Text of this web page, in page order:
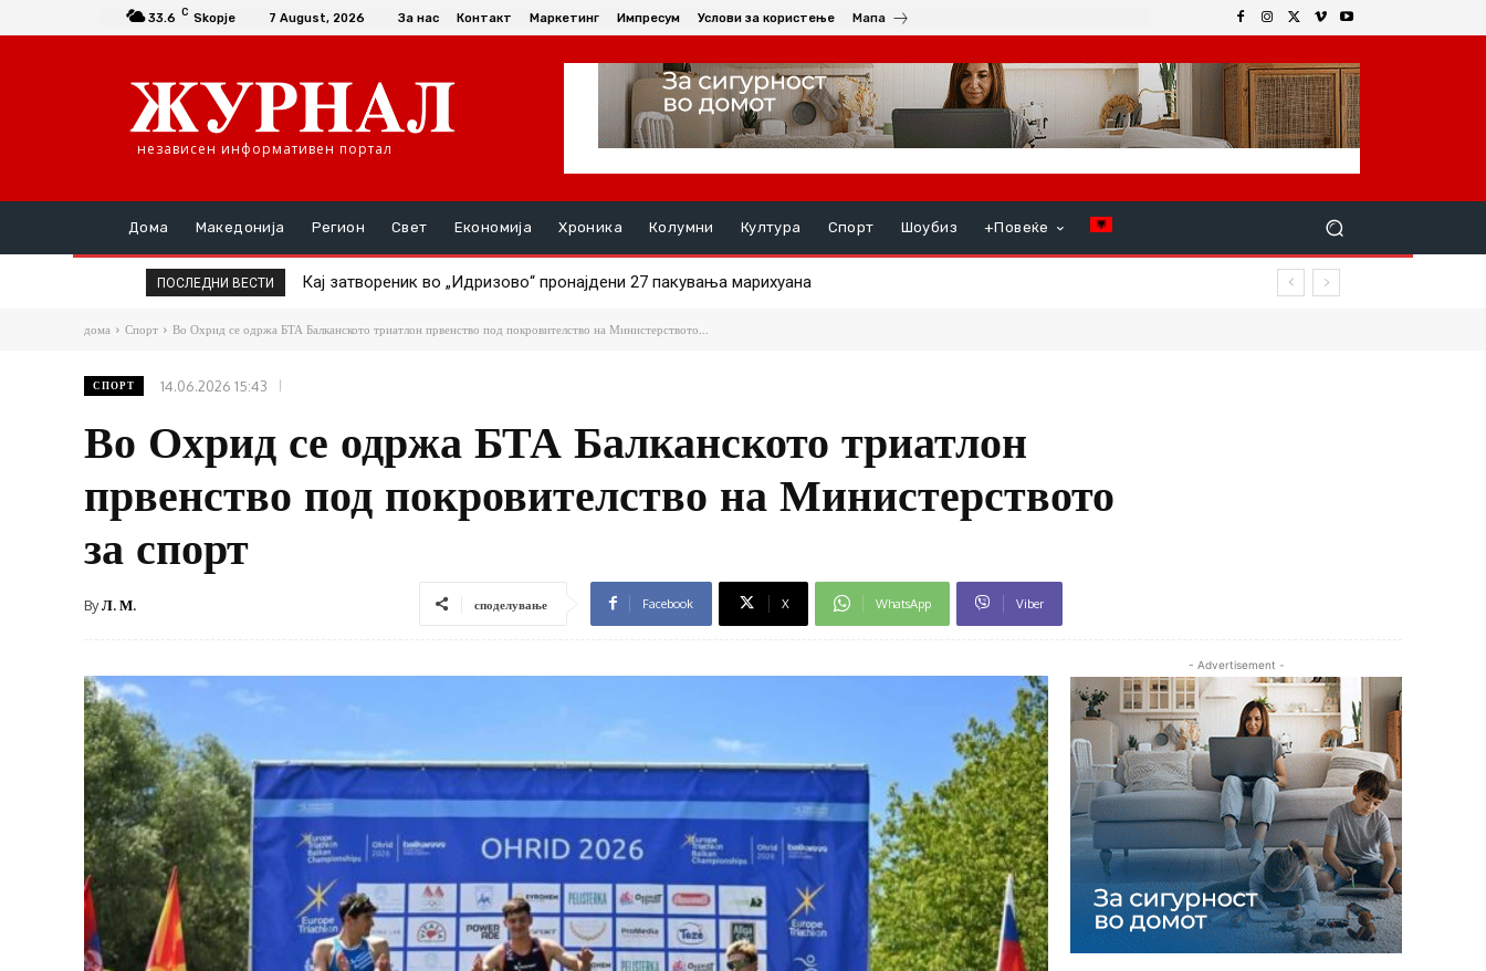
33.6 C Skopje 7 August, 2026 За нас Контакт Маркетинг Импресум Услови за користење Мапа
независен информативен портал
Дома Македонија Регион Свет Економија Хроника Колумни Култура Спорт Шоубиз +Повеќе
ПОСЛЕДНИ ВЕСТИ Кај затвореник во „Идризово“ пронајдени 27 пакувања марихуана
ТАТКО НАСИЛНИК ГО ТУРНАЛ СИНОТ (19) ПО СКАЛИ, момчето се здобило со тешки повреди
дома Спорт Во Охрид се одржа БТА Балканското триатлон првенство под покровителство на Министерството...
СПОРТ 14.06.2026 15:43
Во Охрид се одржа БТА Балканското триатлон
првенство под покровителство на Министерството
за спорт
ByЛ. М. споделување Facebook X WhatsApp Viber
- Advertisement -